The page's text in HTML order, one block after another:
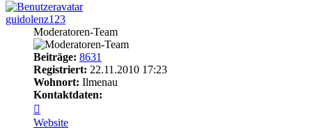
guidolenz123
Moderatoren-Team
Beiträge: 8631
Registriert: 22.11.2010 17:23
Wohnort: Ilmenau
Kontaktdaten:
von
guidolenz123
Website